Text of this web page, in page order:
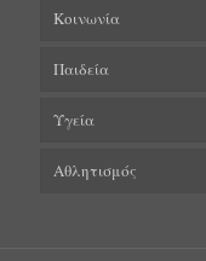
Κοινωνία
Παιδεία
Υγεία
Αθλητισμός